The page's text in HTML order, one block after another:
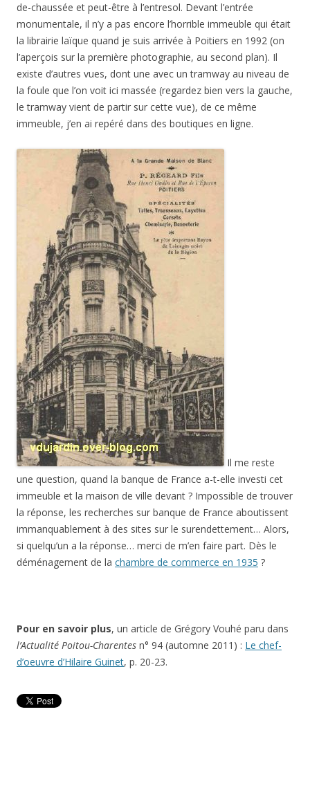
de-chaussée et peut-être à l’entresol. Devant l’entrée
monumentale, il n’y a pas encore l’horrible immeuble qui était
la librairie laïque quand je suis arrivée à Poitiers en 1992 (on
l’aperçois sur la première photographie, au second plan). Il
existe d’autres vues, dont une avec un tramway au niveau de
la foule que l’on voit ici massée (regardez bien vers la gauche,
le tramway vient de partir sur cette vue), de ce même
immeuble, j’en ai repéré dans des boutiques en ligne.
Il me reste
une question, quand la banque de France a-t-elle investi cet
immeuble et la maison de ville devant ? Impossible de trouver
la réponse, les recherches sur banque de France aboutissent
immanquablement à des sites sur le surendettement… Alors,
si quelqu’un a la réponse… merci de m’en faire part. Dès le
déménagement de la chambre de commerce en 1935 ?
Pour en savoir plus, un article de Grégory Vouhé paru dans
l’Actualité Poitou-Charentes n° 94 (automne 2011) : Le chef-
d’oeuvre d’Hilaire Guinet, p. 20-23.